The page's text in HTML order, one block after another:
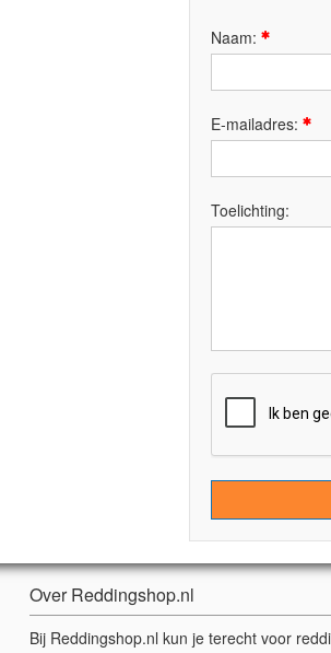
Naam:
E-mailadres:
Toelichting:
Over Reddingshop.nl
Bij Reddingshop.nl kun je terecht voor